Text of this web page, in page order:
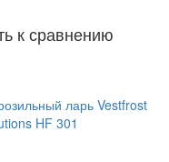
к сравнению
ларь Vestfrost
HF 301